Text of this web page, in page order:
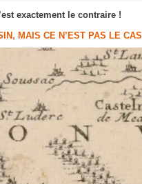
exactement le contraire !
MAIS CE N’EST PAS LE CAS